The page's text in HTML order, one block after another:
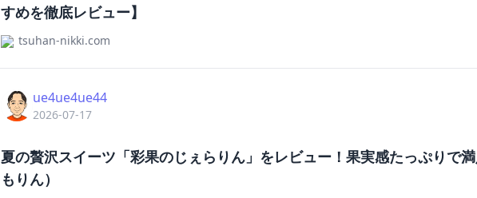
すめを徹底レビュー】
tsuhan-nikki.com
ue4ue4ue44
2026-07-17
夏の贅沢スイーツ「彩果のじぇらりん」をレビュー！果実感たっぷりで
もりん）